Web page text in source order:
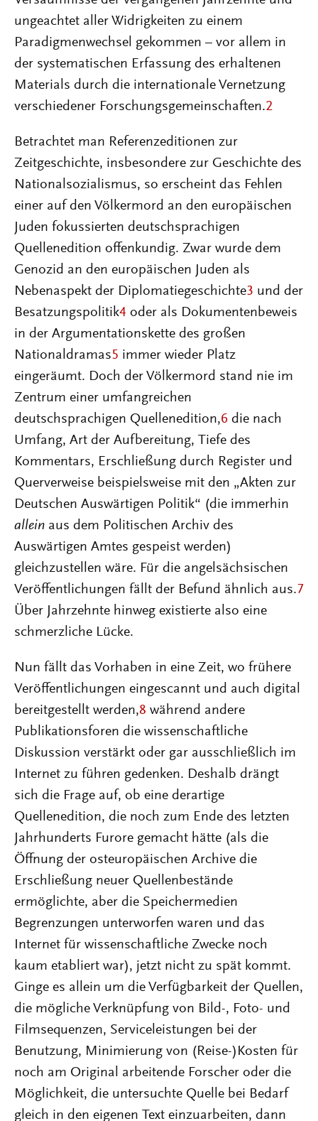
ungeachtet aller Widrigkeiten zu einem
Paradigmenwechsel gekommen – vor allem in
der systematischen Erfassung des erhaltenen
Materials durch die internationale Vernetzung
verschiedener Forschungsgemeinschaften.2
Betrachtet man Referenzeditionen zur
Zeitgeschichte, insbesondere zur Geschichte des
Nationalsozialismus, so erscheint das Fehlen
einer auf den Völkermord an den europäischen
Juden fokussierten deutschsprachigen
Quellenedition offenkundig. Zwar wurde dem
Genozid an den europäischen Juden als
Nebenaspekt der Diplomatiegeschichte3 und der
Besatzungspolitik4 oder als Dokumentenbeweis
in der Argumentationskette des großen
Nationaldramas5 immer wieder Platz
eingeräumt. Doch der Völkermord stand nie im
Zentrum einer umfangreichen
deutschsprachigen Quellenedition,6 die nach
Umfang, Art der Aufbereitung, Tiefe des
Kommentars, Erschließung durch Register und
Querverweise beispielsweise mit den „Akten zur
Deutschen Auswärtigen Politik“ (die immerhin
allein aus dem Politischen Archiv des
Auswärtigen Amtes gespeist werden)
gleichzustellen wäre. Für die angelsächsischen
Veröffentlichungen fällt der Befund ähnlich aus.7
Über Jahrzehnte hinweg existierte also eine
schmerzliche Lücke.
Nun fällt das Vorhaben in eine Zeit, wo frühere
Veröffentlichungen eingescannt und auch digital
bereitgestellt werden,8 während andere
Publikationsforen die wissenschaftliche
Diskussion verstärkt oder gar ausschließlich im
Internet zu führen gedenken. Deshalb drängt
sich die Frage auf, ob eine derartige
Quellenedition, die noch zum Ende des letzten
Jahrhunderts Furore gemacht hätte (als die
Öffnung der osteuropäischen Archive die
Erschließung neuer Quellenbestände
ermöglichte, aber die Speichermedien
Begrenzungen unterworfen waren und das
Internet für wissenschaftliche Zwecke noch
kaum etabliert war), jetzt nicht zu spät kommt.
Ginge es allein um die Verfügbarkeit der Quellen,
die mögliche Verknüpfung von Bild-, Foto- und
Filmsequenzen, Serviceleistungen bei der
Benutzung, Minimierung von (Reise-)Kosten für
noch am Original arbeitende Forscher oder die
Möglichkeit, die untersuchte Quelle bei Bedarf
gleich in den eigenen Text einzuarbeiten, dann